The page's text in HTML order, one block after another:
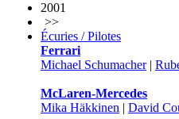
2001
>>
Écuries / Pilotes
Ferrari
Michael Schumacher|
McLaren-Mercedes
Mika Häkkinen | David